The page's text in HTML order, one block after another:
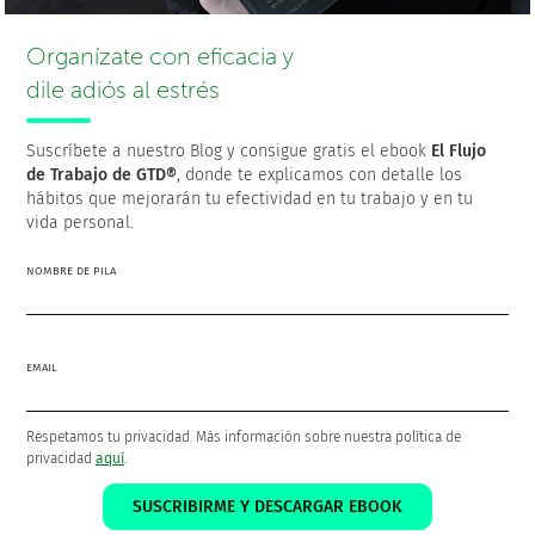
no esté claro.
Por lo tanto, las fases previas del
(aclarar bien las cosas, organizarlas en el lugar
adecuado, y revisarlas regularmente para que estén al
día) son fundamentales para ejecutar correctamente.
Como decía Peter Drucker, “no hay nada tan inútil como
hacer con gran eficacia algo que no debería hacerse en
absoluto”.
En esta etapa la pregunta a la que debes responder es
sopesar una serie de factores, de los que hablaré en el
Organízate con eficacia y
dile adiós al estrés
Suscríbete a nuestro Blog y consigue gratis el ebook El Flujo
de Trabajo de GTD®, donde te explicamos con detalle los
hábitos que mejorarán tu efectividad en tu trabajo y en tu
vida personal.
NOMBRE DE PILA
EMAIL
Respetamos tu privacidad. Más información sobre nuestra política de
privacidad aquí
SUSCRIBIRME Y DESCARGAR EBOOK